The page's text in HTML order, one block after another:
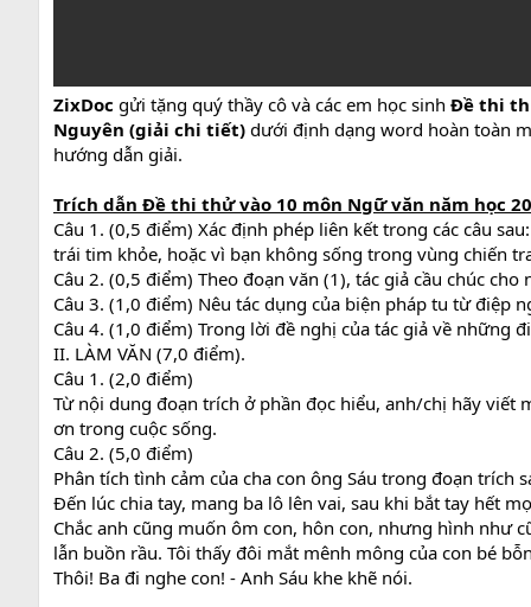
ZixDoc gửi tặng quý thầy cô và các em học sinh Đề thi
Nguyên (giải chi tiết) dưới định dạng word hoàn toàn
hướng dẫn giải.
Trích dẫn Đề thi thử vào 10 môn Ngữ văn năm học
Câu 1. (0,5 điểm) Xác định phép liên kết trong các câu
trái tim khỏe, hoặc vì bạn không sống trong vùng chiến
Câu 2. (0,5 điểm) Theo đoạn văn (1), tác giả cầu chúc cho
Câu 3. (1,0 điểm) Nêu tác dụng của biện pháp tu từ điệp
Câu 4. (1,0 điểm) Trong lời đề nghị của tác giả về những
II. LÀM VĂN (7,0 điểm).
Câu 1. (2,0 điểm)
Từ nội dung đoạn trích ở phần đọc hiểu, anh/chị hãy
ơn trong cuộc sống.
Câu 2. (5,0 điểm)
Phân tích tình cảm của cha con ông Sáu trong đoạn trích
Đến lúc chia tay, mang ba lô lên vai, sau khi bắt tay hết
Chắc anh cũng muốn ôm con, hôn con, nhưng hình như
lẫn buồn rầu. Tôi thấy đôi mắt mênh mông của con bé
Thôi! Ba đi nghe con! - Anh Sáu khe khẽ nói.